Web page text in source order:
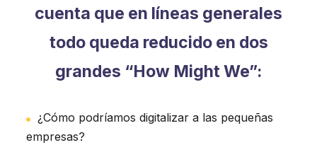
cuenta que en líneas generales
todo queda reducido en dos
grandes “How Might We”:
¿Cómo podríamos digitalizar a las pequeñas
empresas?